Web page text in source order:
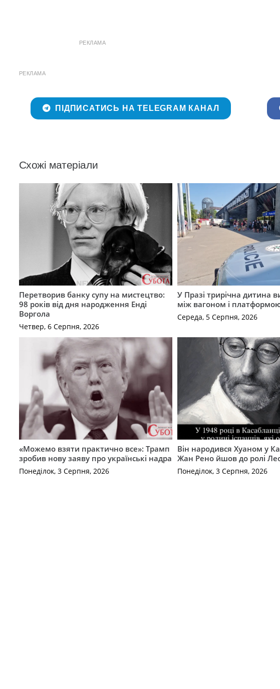
РЕКЛАМА
РЕКЛАМА
ПІДПИСАТИСЬ НА TELEGRAM КАНАЛ
Схожі матеріали
Перетворив банку супу на мистецтво:
98 років від дня народження Енді
Воргола
Четвер, 6 Серпня, 2026
У Празі трирічна дитина
між вагоном і
Середа, 5 Серпня, 2026
«Можемо взяти практично все»: Трамп
зробив нову заяву про українські надра
Понеділок, 3 Серпня, 2026
Він народився Хуаном у
Жан Рено йшов до ролі
Понеділок, 3 Серпня, 2026